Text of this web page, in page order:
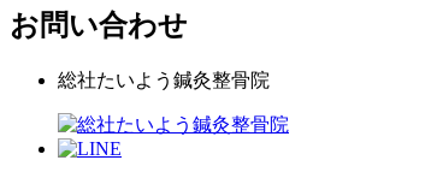
お問い合わせ
総社たいよう鍼灸整骨院